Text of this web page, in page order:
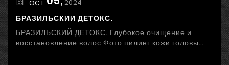
OCT 2024
БРАЗИЛЬСКИЙ ДЕТОКС.
БРАЗИЛЬСКИЙ ДЕТОКС. Глубокое очищение и
восстановление волос Фото пилинг кожи головы